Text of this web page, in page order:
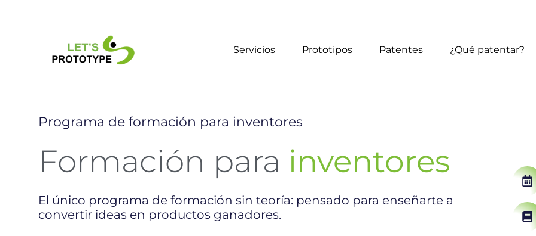
Servicios
Prototipos Patentes ¿Qué patentar?
Programa de formación para inventores
Formación para inventores
El único programa de formación sin teoría: pensado para enseñarte a
convertir ideas en productos ganadores.